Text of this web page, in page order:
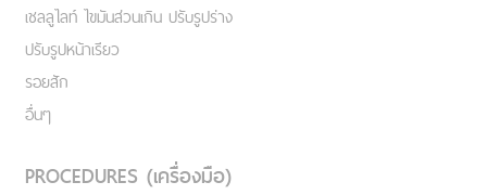
เชลลูไลท์ ไขมันส่วนเกิน ปรับรูปร่าง
ปรับรูปหน้าเรียว
รอยสัก
อื่นๆ
PROCEDURES (เครื่องมือ)